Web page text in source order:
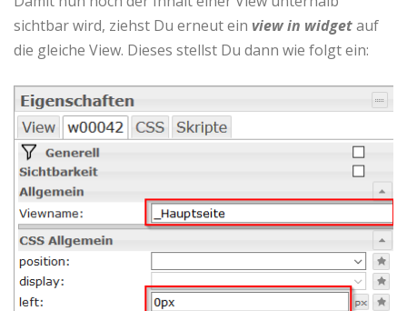
sichtbar wird, ziehst Du erneut ein view in widgetauf
die gleiche View. Dieses stellst Du dann wie folgt ein: